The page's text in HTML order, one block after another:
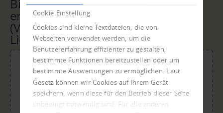
Cookie Einstellung
Cookies sind kleine Textdateien, die von
Webseiten verwendet werden, um die
Benutzererfahrung effizienter zu gestalten,
bestimmte Funktionen bereitzustellen oder um
bestimmte Auswertungen zu ermöglichen. Laut
Gesetz können wir Cookies auf Ihrem Gerät
speichern, wenn diese für den Betrieb dieser Seite
unbedingt notwendig sind. Für alle anderen
Bitte übermitteln Sie uns die
erforderlichen Unterlagen
(Vollmacht, Rechnungen,
Lieferscheine, ...) per Upload.
Für den Upload Datei ablegen oder klicken.
Maximale Dateigröße: 20 MB.